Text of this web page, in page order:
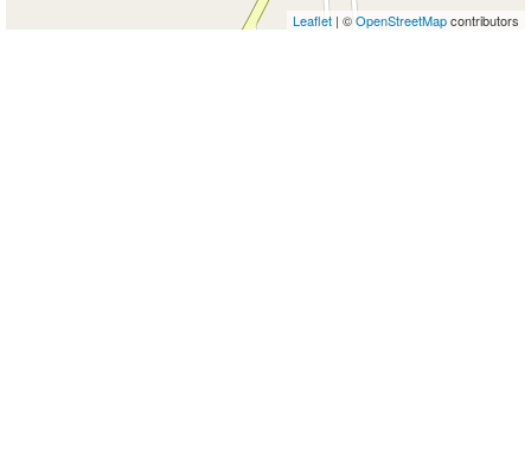
Leaflet | ©OpenStreetMapcontributors